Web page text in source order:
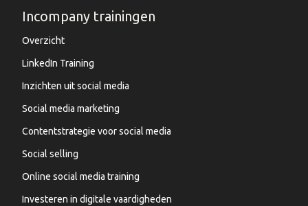
Incompany trainingen
Overzicht
LinkedIn Training
Inzichten uit social media
Social media marketing
Contentstrategie voor social media
Social selling
Online social media training
Investeren in digitale vaardigheden